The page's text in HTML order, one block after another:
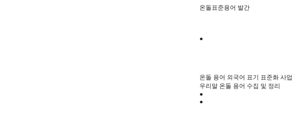
온돌표준용어 발간
●
온돌 용어 외국어 표기 표준화 사업
우리말 온돌 용어 수집 및 정리
●
●